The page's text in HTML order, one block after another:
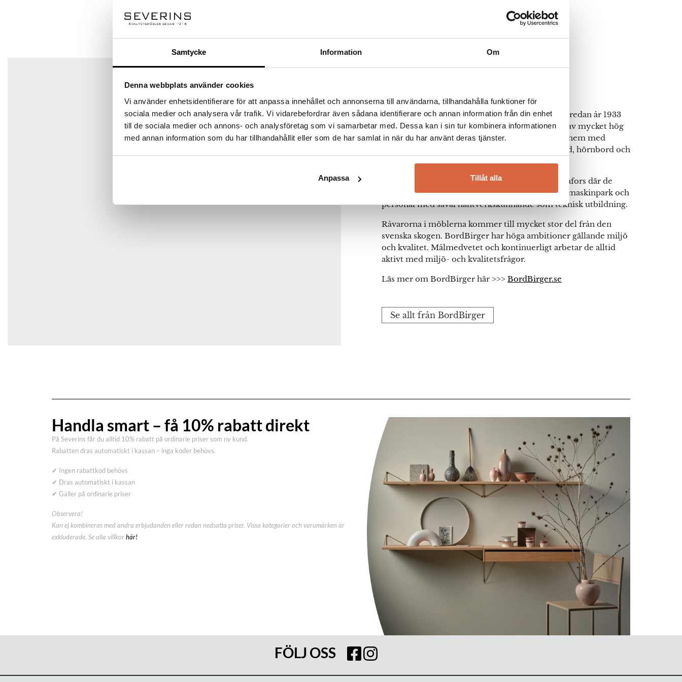
Samtycke Information Om
Denna webbplats använder cookies
Vi använder enhetsidentifierare för att anpassa innehållet och annonserna till användarna, tillhandahålla funktioner för
sociala medier och analysera vår trafik. Vi vidarebefordrar även sådana identifierare och annan information från din enhet
till de sociala medier och annons- och analysföretag som vi samarbetar med. Dessa kan i sin tur kombinera informationen
med annan information som du har tillhandahållit eller som de har samlat in när du har använt deras tjänster.
Anpassa Tillåt alla
Spara mitt namn, min e-postadress och webbplats i denna webbläsare till nästa gång jag skriver en kommentar.
BordBirger
BordBirger är ett familjeföretag som grundades redan år 1933
och är förknippade med svensktillverkade bord av mycket hög
kvalitet med tidlös design. Sedan start förser de hem med
prisvärda bord så som soffbord, ekbord, klaffbord, hörnbord och
lampbord av god kvalitet.
BordBirger har en egen fabriksanläggning i Bodafors där de
förfogar över en synnerligen tekniskt utvecklad maskinpark och
personal med såväl hantverkskunnande som teknisk utbildning.
Råvarorna i möblerna kommer till mycket stor del från den
svenska skogen. BordBirger har höga ambitioner gällande miljö
och kvalitet. Målmedvetet och kontinuerligt arbetar de alltid
aktivt med miljö- och kvalitetsfrågor.
Läs mer om BordBirger här >>> BordBirger.se
Se allt från BordBirger
Handla smart – få 10% rabatt direkt
På Severins får du alltid 10% rabatt på ordinarie priser som ny kund.
Rabatten dras automatiskt i kassan – inga koder behövs.
✔ Ingen rabattkod behövs
✔ Dras automatiskt i kassan
✔ Gäller på ordinarie priser
Observera!
Kan ej kombineras med andra erbjudanden eller redan nedsatta priser. Vissa kategorier och varumärken är
exkluderade. Se alla villkorhär!
FÖLJ OSS